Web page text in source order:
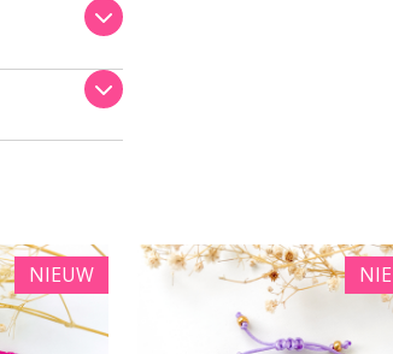
NIEUW